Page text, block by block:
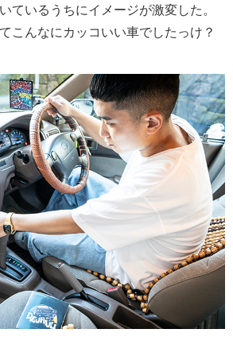
ているうちにイメージが激変した。
こんなにカッコいい車でしたっけ？